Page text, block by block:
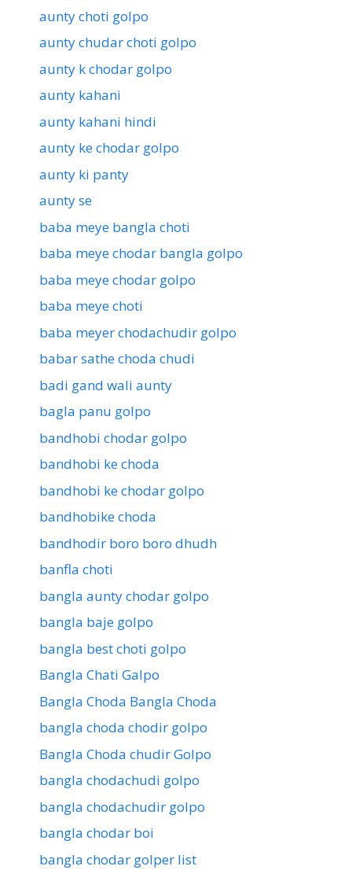
aunty choti golpo
aunty chudar choti golpo
aunty k chodar golpo
aunty kahani
aunty kahani hindi
aunty ke chodar golpo
aunty ki panty
aunty se
baba meye bangla choti
baba meye chodar bangla golpo
baba meye chodar golpo
baba meye choti
baba meyer chodachudir golpo
babar sathe choda chudi
badi gand wali aunty
bagla panu golpo
bandhobi chodar golpo
bandhobi ke choda
bandhobi ke chodar golpo
bandhobike choda
bandhodir boro boro dhudh
banfla choti
bangla aunty chodar golpo
bangla baje golpo
bangla best choti golpo
Bangla Chati Galpo
Bangla Choda Bangla Choda
bangla choda chodir golpo
Bangla Choda chudir Golpo
bangla chodachudi golpo
bangla chodachudir golpo
bangla chodar boi
bangla chodar golper list